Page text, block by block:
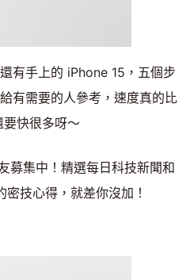
有手上的 iPhone 15，五個步
有需要的人參考，速度真的比
快很多呀～
募集中！精選每日科技新聞和
技心得，就差你沒加！